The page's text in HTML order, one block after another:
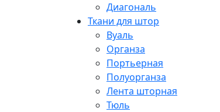
Диагональ
Ткани для штор
Вуаль
Органза
Портьерная
Полуорганза
Лента шторная
Тюль